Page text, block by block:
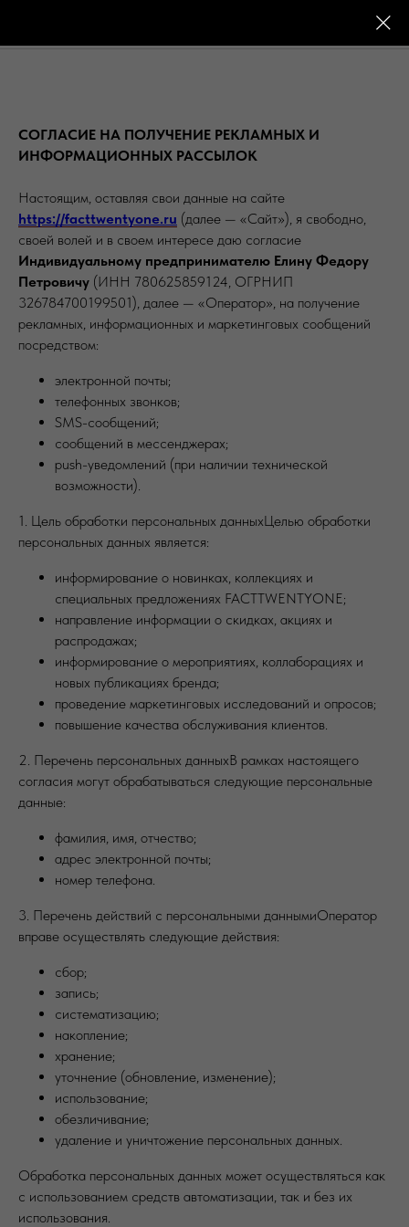
СОГЛАСИЕ НА ПОЛУЧЕНИЕ РЕКЛАМНЫХ И
ИНФОРМАЦИОННЫХ РАССЫЛОК
Настоящим, оставляя свои данные на сайте
https://facttwentyone.ru (далее — «Сайт»), я свободно,
своей волей и в своем интересе даю согласие
Индивидуальному предпринимателю Елину Федору
Петровичу (ИНН 780625859124, ОГРНИП
326784700199501), далее — «Оператор», на получение
рекламных, информационных и маркетинговых сообщений
посредством:
электронной почты;
телефонных звонков;
SMS-сообщений;
сообщений в мессенджерах;
push-уведомлений (при наличии технической
возможности).
1. Цель обработки персональных данныхЦелью обработки
персональных данных является:
информирование о новинках, коллекциях и
специальных предложениях FACTTWENTYONE;
направление информации о скидках, акциях и
распродажах;
информирование о мероприятиях, коллаборациях и
новых публикациях бренда;
проведение маркетинговых исследований и опросов;
повышение качества обслуживания клиентов.
2. Перечень персональных данныхВ рамках настоящего
согласия могут обрабатываться следующие персональные
данные:
фамилия, имя, отчество;
адрес электронной почты;
номер телефона.
3. Перечень действий с персональными даннымиОператор
вправе осуществлять следующие действия:
сбор;
запись;
систематизацию;
накопление;
хранение;
уточнение (обновление, изменение);
использование;
обезличивание;
удаление и уничтожение персональных данных.
Обработка персональных данных может осуществляться как
с использованием средств автоматизации, так и без их
использования.